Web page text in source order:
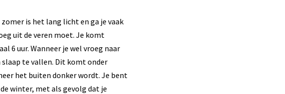
is het lang licht en ga je vaak
uit de veren moet. Je komt
6 uur. Wanneer je wel vroeg naar
te vallen. Dit komt onder
het buiten donker wordt. Je bent
winter, met als gevolg dat je